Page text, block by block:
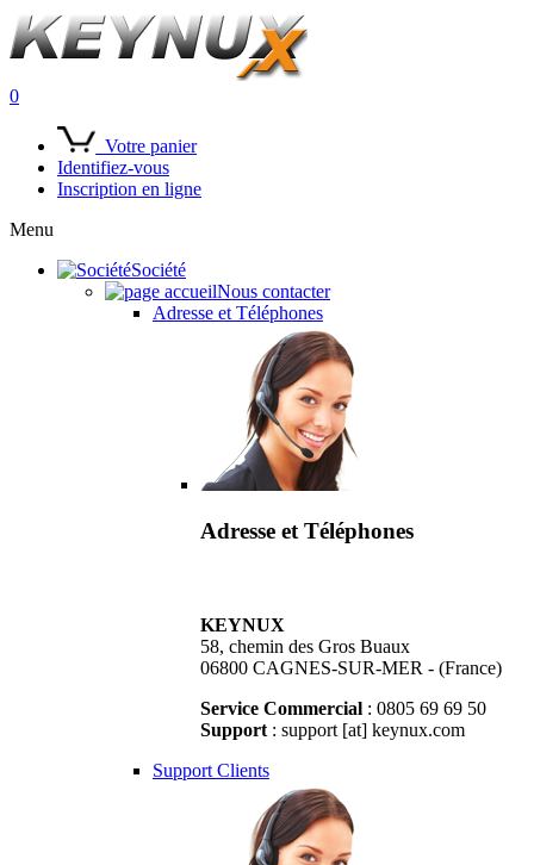
0
Votre panier
Identifiez-vous
Inscription en ligne
Menu
Société
Nous contacter
Adresse et Téléphones
Adresse et Téléphones
KEYNUX
58, chemin des Gros Buaux
06800 CAGNES-SUR-MER - (France)
Service Commercial : 0805 69 69 50
Support : support [at] keynux.com
Support Clients